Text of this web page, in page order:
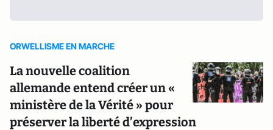
ORWELLISME EN MARCHE
La nouvelle coalition
allemande entend créer un «
ministère de la Vérité » pour
préserver la liberté d’expression